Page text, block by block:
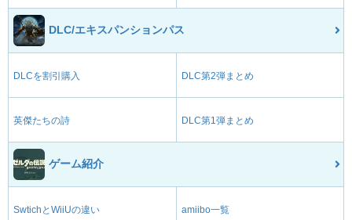
DLC/エキスパンションパス
DLCを割引購入 DLC第2弾まとめ
英傑たちの詩 DLC第1弾まとめ
ゲーム紹介
SwtichとWiiUの違い amiibo一覧